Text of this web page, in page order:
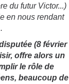
du futur Victor...)
en nous rendant
(8 février
offre alors un
le rôle de
beaucoup de